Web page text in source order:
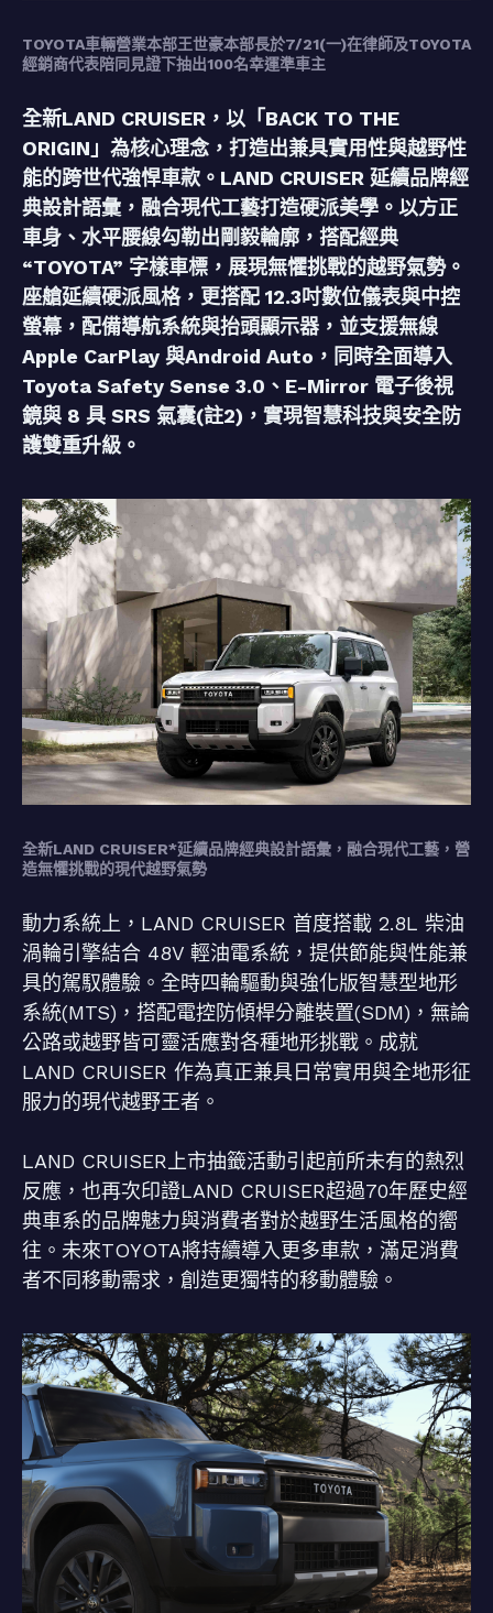
TOYOTA車輛營業本部王世豪本部長於7/21(一)在律師及TOYOTA
經銷商代表陪同見證下抽出100名幸運準車主
全新LAND CRUISER，以「BACK TO THE
ORIGIN」為核心理念，打造出兼具實用性與越野性
能的跨世代強悍車款。LAND CRUISER 延續品牌經
典設計語彙，融合現代工藝打造硬派美學。以方正
車身、水平腰線勾勒出剛毅輪廓，搭配經典
“TOYOTA” 字樣車標，展現無懼挑戰的越野氣勢。
座艙延續硬派風格，更搭配 12.3吋數位儀表與中控
螢幕，配備導航系統與抬頭顯示器，並支援無線
Apple CarPlay 與Android Auto，同時全面導入
Toyota Safety Sense 3.0、E-Mirror 電子後視
鏡與 8 具 SRS 氣囊(註2)，實現智慧科技與安全防
護雙重升級。
全新LAND CRUISER*延續品牌經典設計語彙，融合現代工藝，營
造無懼挑戰的現代越野氣勢
動力系統上，LAND CRUISER 首度搭載 2.8L 柴油
渦輪引擎結合 48V 輕油電系統，提供節能與性能兼
具的駕馭體驗。全時四輪驅動與強化版智慧型地形
系統(MTS)，搭配電控防傾桿分離裝置(SDM)，無論
公路或越野皆可靈活應對各種地形挑戰。成就
LAND CRUISER 作為真正兼具日常實用與全地形征
服力的現代越野王者。
LAND CRUISER上市抽籤活動引起前所未有的熱烈
反應，也再次印證LAND CRUISER超過70年歷史經
典車系的品牌魅力與消費者對於越野生活風格的嚮
往。未來TOYOTA將持續導入更多車款，滿足消費
者不同移動需求，創造更獨特的移動體驗。